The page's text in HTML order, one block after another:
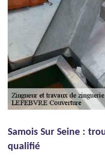
Samois Sur Seine :
qualifié